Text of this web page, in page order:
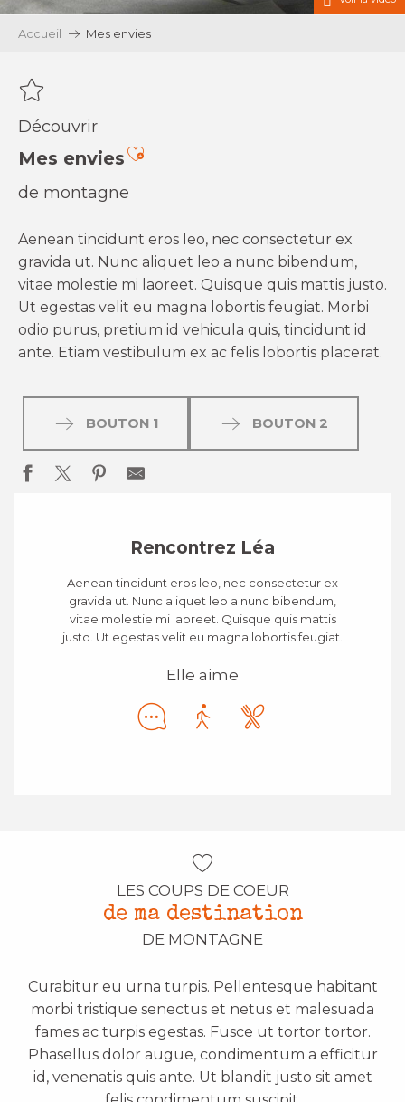
Accueil Mes envies
Découvrir
Mes enviesAjouter aux favoris
de montagne
Aenean tincidunt eros leo, nec consectetur ex
gravida ut. Nunc aliquet leo a nunc bibendum,
vitae molestie mi laoreet. Quisque quis mattis justo.
Ut egestas velit eu magna lobortis feugiat. Morbi
odio purus, pretium id vehicula quis, tincidunt id
ante. Etiam vestibulum ex ac felis lobortis placerat.
BOUTON 1 BOUTON 2
Rencontrez Léa
Aenean tincidunt eros leo, nec consectetur ex
gravida ut. Nunc aliquet leo a nunc bibendum,
vitae molestie mi laoreet. Quisque quis mattis
justo. Ut egestas velit eu magna lobortis feugiat.
Elle aime
LES COUPS DE COEUR
de ma destination
DE MONTAGNE
Curabitur eu urna turpis. Pellentesque habitant
morbi tristique senectus et netus et malesuada
fames ac turpis egestas. Fusce ut tortor tortor.
Phasellus dolor augue, condimentum a efficitur
id, venenatis quis ante. Ut blandit justo sit amet